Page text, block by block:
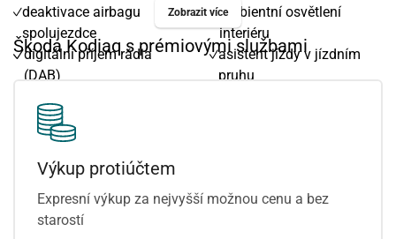
deaktivace airbagu
spolujezdce
digitální příjem rádia
(DAB)
el. okna
el. seřiditelná sedadla
el. sklopná zrcátka
elektronická ruční brzda
imobilizér
klimatizace
ambientní osvětlení
interiéru
asistent jízdy v jízdním
pruhu
head-up display
Zobrazit více
Škoda Kodiaq s prémiovými službami
Výkup protiúčtem
Expresní výkup za nejvyšší možnou cenu a bez
starostí